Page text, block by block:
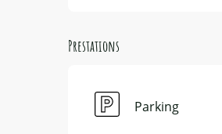
Prestations
Parking